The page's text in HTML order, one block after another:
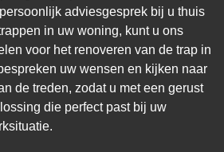
adviesgesprek bij u thuis
in uw woning, kunt u ons
voor het renoveren van de trap in
uw wensen en kijken naar
de treden, zodat u met een gerust
die perfect past bij uw